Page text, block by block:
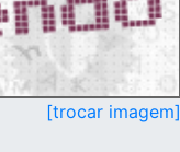
[trocar imagem]